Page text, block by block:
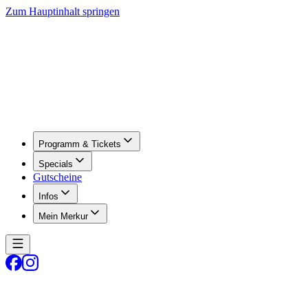
Zum Hauptinhalt springen
Programm & Tickets
Specials
Gutscheine
Infos
Mein Merkur